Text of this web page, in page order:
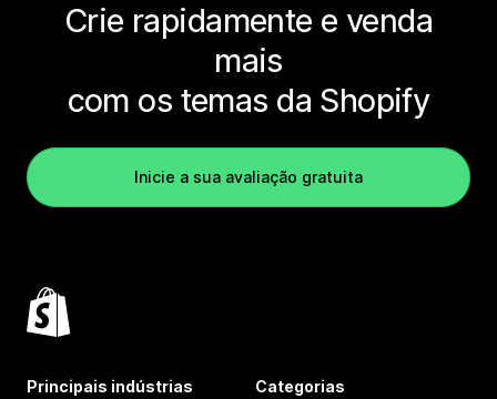
Crie rapidamente e venda
mais
com os temas da Shopify
Inicie a sua avaliação gratuita
Principais indústrias Categorias